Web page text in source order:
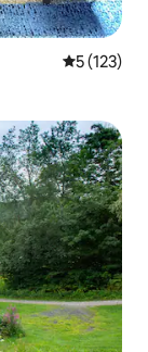
Évaluation
5 (123)